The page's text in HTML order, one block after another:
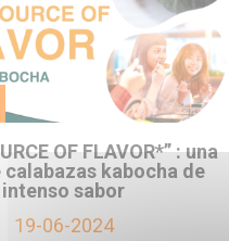
OF FLAVOR*” : una
calabazas kabocha de
intenso sabor
19-06-2024